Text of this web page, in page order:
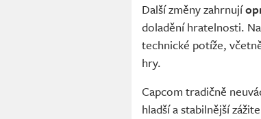
Další změny zahrnují
doladění hratelnosti.
technické potíže,
hry.
Capcom tradičně
hladší a stabilnější